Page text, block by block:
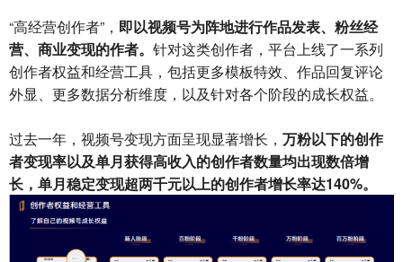
“高经营创作者”， 即以视频号为阵地进行作品发表、粉丝经
营、商业变现的作者。 针对这类创作者，平台上线了一系列
创作者权益和经营工具，包括更多模板特效、作品回复评论
外显、更多数据分析维度，以及针对各个阶段的成长权益。
过去一年，视频号变现方面呈现显著增长， 万粉以下的创作
者变现率以及单月获得高收入的创作者数量均出现数倍增
长，单月稳定变现超两千元以上的创作者增长率达140%。